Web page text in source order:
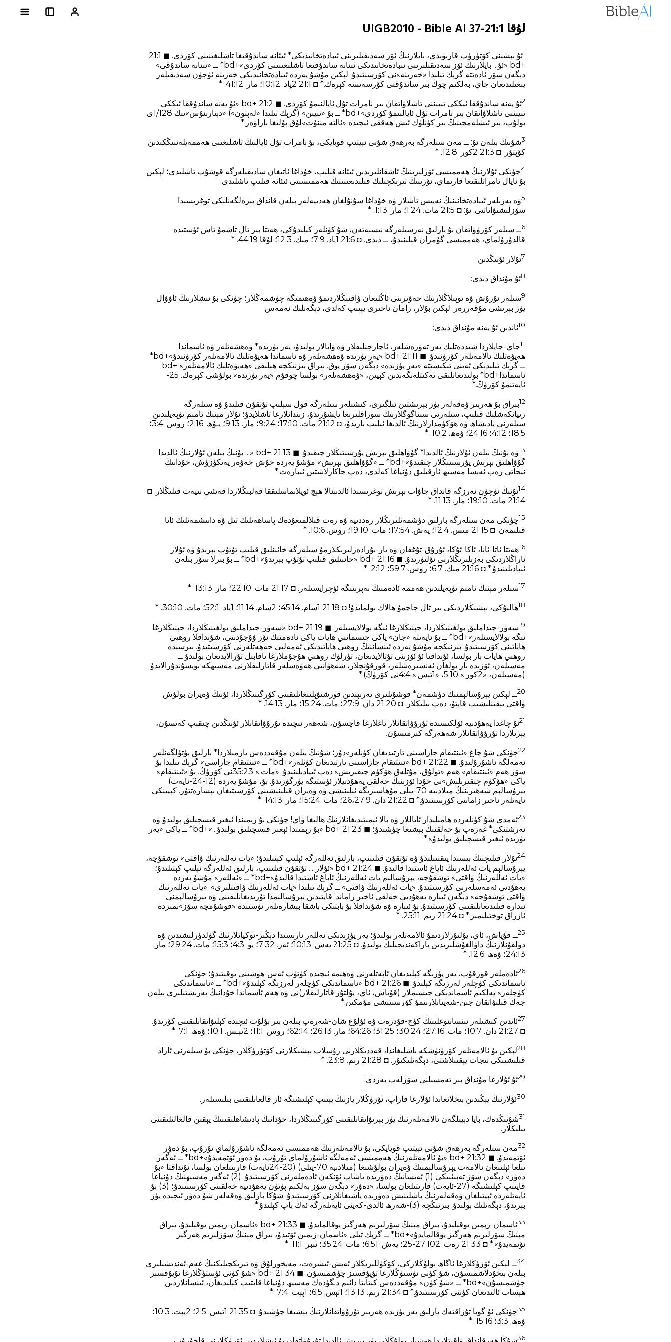
لۇقا 21:1-37 UIGB2010 - Bible AI
1
ئۇ بېشىنى كۆتۈرۈپ قارىۋىدى، بايلارنىڭ ئۆز سەدىقىلىرىنى ئىبادەتخانىدىكى* ئىئانە ساندۇقىغا تاشلىغىنىنى كۆردى. ◼ 21:1
+bd «ئۇ... بايلارنىڭ ئۆز سەدىقىلىرىنى ئىبادەتخانىدىكى ئىئانە ساندۇقىغا تاشلىغىنىنى كۆردى»+bd* ــ «ئىئانە ساندۇقى»
دېگەن سۆز ئادەتتە گرېك تىلىدا «خەزىنە»نى كۆرسىتىدۇ. لېكىن مۇشۇ يەردە ئىبادەتخانىدىكى خەزىنە ئۈچۈن سەدىقىلەر
يىغىلىدىغان جاي، بەلكىم چوڭ بىر ساندۇقنى كۆرسەتسە كېرەك.* ◘ 21:1 2پاد. 12‏:10؛ مار. 12‏:41. *
2
ئۇ يەنە ساندۇققا ئىككى تىيىننى تاشلاۋاتقان بىر نامرات تۇل ئايالنىمۇ كۆردى. ◼ 21:2 +bd «ئۇ يەنە ساندۇققا ئىككى
تىيىننى تاشلاۋاتقان بىر نامرات تۇل ئايالنىمۇ كۆردى»+bd* ــ بۇ «تىيىن» (گرېك تىلىدا «لەپتون») «دېنارىئۇس»نىڭ 1/128ى
بولۇپ، بىر ئىشلەمچىنىڭ بىر كۈنلۈك ئىش ھەققى ئىچىدە «ئالتە مىنۇت»لۇق پۇلىغا باراۋەر.*
3شۇنىڭ بىلەن ئۇ: ــ مەن سىلەرگە بەرھەق شۇنى ئېيتىپ قويايكى، بۇ نامرات تۇل ئايالنىڭ تاشلىغىنى ھەممەيلەننىڭكىدىن
كۆپتۇر. ◘ 21:3 2كور. 8‏:12. *
4چۈنكى ئۇلارنىڭ ھەممىسى ئۆزلىرىنىڭ ئاشقانلىرىدىن ئىئانە قىلىپ، خۇداغا ئاتىغان سادىقىلەرگە قوشۇپ تاشلىدى؛ لېكىن
بۇ ئايال نامراتلىقىغا قارىماي، ئۆزىنىڭ تىرىكچىلىك قىلىدىغىنىنىڭ ھەممىسىنى ئىئانە قىلىپ تاشلىدى.
5ۋە بەزىلەر ئىبادەتخانىنىڭ نەپىس تاشلار ۋە خۇداغا سۇنۇلغان ھەدىيەلەر بىلەن قانداق بېزەلگەنلىكى توغرىسىدا
سۆزلىشىۋاتاتتى. ئۇ: ◘ 21:5 مات. 24‏:1؛ مار. 13‏:1. *
6ــ سىلەر كۆرۈۋاتقان بۇ بارلىق نەرسىلەرگە نىسبەتەن، شۇ كۈنلەر كېلىدۇكى، ھەتتا بىر تال تاشمۇ تاش ئۈستىدە
قالدۇرۇلماي، ھەممىسى گۇمران قىلىنىدۇ، ــ دېدى. ◘ 21:6 1پاد. 9‏:7؛ مىك. 3‏:12؛ لۇقا 19‏:44. *
7ئۇلار ئۇنىڭدىن:
8ئۇ مۇنداق دېدى:
9سىلەر ئۇرۇش ۋە توپىلاڭلارنىڭ خەۋىرىنى ئاڭلىغان ۋاقتىڭلاردىمۇ ۋەھىمىگە چۈشمەڭلار؛ چۈنكى بۇ ئىشلارنىڭ ئاۋۋال
يۈز بېرىشى مۇقەررەر. لېكىن بۇلار، زامان ئاخىرى يېتىپ كەلدى، دېگەنلىك ئەمەس.
10ئاندىن ئۇ يەنە مۇنداق دېدى:
11جاي-جايلاردا شىددەتلىك يەر تەۋرەشلەر، ئاچارچىلىقلار ۋە ۋابالار بولىدۇ، يەر يۈزىدە* ۋەھشەتلەر ۋە ئاسماندا
ھەيۋەتلىك ئالامەتلەر كۆرۈنىدۇ. ◼ 21:11 +bd «يەر يۈزىدە ۋەھشەتلەر ۋە ئاسماندا ھەيۋەتلىك ئالامەتلەر كۆرۈنىدۇ»+bd*
ــ گرېك تىلىدىكى ئەينى تېكىستتە «يەر يۈزىدە» دېگەن سۆز يوق. بىراق بىزنىڭچە ھېلىقى «ھەيۋەتلىك ئالامەتلەر» +bd
ئاسماندا+bd* بولىدىغانلىقى تەكىتلەنگەندىن كېيىن، «ۋەھشەتلەر» بولسا چوقۇم «يەر يۈزىدە» بولۇشى كېرەك. 25-
ئايەتنمۇ كۆرۈڭ.*
12بىراق بۇ ھەربىر ۋەقەلەر يۈز بېرىشتىن ئىلگىرى، كىشىلەر سىلەرگە قول سېلىپ تۇتقۇن قىلىدۇ ۋە سىلەرگە
زىيانكەشلىك قىلىپ، سىلەرنى سىناگوگلارنىڭ سوراقلىرىغا تاپشۇرىدۇ، زىندانلارغا تاشلايدۇ؛ ئۇلار مېنىڭ نامىم تۈپەيلىدىن
سىلەرنى پادىشاھ ۋە ھۆكۈمدارلارنىڭ ئالدىغا ئېلىپ بارىدۇ، ◘ 21:12 مات. 10‏:17؛ 24‏:9؛ مار. 13‏:9؛ يـۇھ. 16‏:2؛ روس. 4‏:3؛
5‏:18؛ 12‏:4؛ 16‏:24؛ ۋەھ. 2‏:10. *
13
ۋە بۇنىڭ بىلەن ئۇلارنىڭ ئالدىدا* گۇۋاھلىق بېرىش پۇرسىتىڭلار چىقىدۇ. ◼ 21:13 +bd «... بۇنىڭ بىلەن ئۇلارنىڭ ئالدىدا
گۇۋاھلىق بېرىش پۇرسىتىڭلار چىقىدۇ»+bd* ــ «گۇۋاھلىق بېرىش» مۇشۇ يەردە خۇش خەۋەر يەتكۈزۈش، خۇدانىڭ
نىجاتى رەب ئەيسا مەسىھ ئارقىلىق دۇنياغا كەلدى، دەپ جاكارلاشتىن ئىبارەت.*
14ئۇنىڭ ئۈچۈن ئەرزگە قانداق جاۋاب بېرىش توغرىسىدا ئالدىنئالا ھېچ ئويلانماسلىققا قەلبىڭلاردا قەتئىي نىيەت قىلىڭلار. ◘
21:14 مات. 10‏:19؛ مار. 13‏:11. *
15چۈنكى مەن سىلەرگە بارلىق دۈشمەنلىرىڭلار رەددىيە ۋە رەت قىلالمىغۇدەك پاساھەتلىك تىل ۋە دانىشمەنلىك ئاتا
قىلىمەن. ◘ 21:15 مىس. 4‏:12؛ يەش. 54‏:17؛ مات. 10‏:19؛ روس. 6‏:10. *
16ھەتتا ئاتا-ئانا، ئاكا-ئۇكا، ئۇرۇق-تۇغقان ۋە يار-بۇرادەرلىرىڭلارمۇ سىلەرگە خائىنلىق قىلىپ تۇتۇپ بېرىدۇ ۋە ئۇلار
ئاراڭلاردىكى بەزىلىرىڭلارنى ئۆلتۈرىدۇ. ◼ 21:16 +bd «خائىنلىق قىلىپ تۇتۇپ بېرىدۇ»+bd* ــ بۇ بىرلا سۆز بىلەن
ئىپادىلىنىدۇ.* ◘ 21:16 مىك. 7‏:6؛ روس. 7‏:59؛ 12‏:2. *
17سىلەر مېنىڭ نامىم تۈپەيلىدىن ھەممە ئادەمنىڭ نەپرىتىگە ئۇچرايسىلەر. ◘ 21:17 مات. 10‏:22؛ مار. 13‏:13. *
18ھالبۇكى، بېشىڭلاردىكى بىر تال چاچمۇ ھالاك بولمايدۇ! ◘ 21:18 1سام. 14‏:45؛ 2سام. 14‏:11؛ 1پاد. 1‏:52؛ مات. 10‏:30. *
19
سەۋر-چىداملىق بولغىنىڭلاردا، جېنىڭلارغا ئىگە بولالايسىلەر. ◼ 21:19 +bd «سەۋر-چىداملىق بولغىنىڭلاردا، جېنىڭلارغا
ئىگە بولالايسىلەر»+bd* ــ بۇ ئايەتتە «جان» ياكى جىسمانىي ھايات ياكى ئادەمنىڭ ئۆز ۋۇجۇدىنى، شۇنداقلا روھىي
ھاياتىنى كۆرسىتىدۇ. بىزنىڭچە مۇشۇ يەردە ئىنساننىڭ روھىي ھاياتىدىكى ئەمەلىي جەھەتلەرنى كۆرسىتىدۇ. بىرسىدە
روھىي ھايات بار بولسا، ئۇنداقتا ئۇ ئۆزىنى تۇتالايدىغان، تۈرلۈك روھىي ھۇجۇملارغا تاقابىل تۇرالايدىغان بولىدۇ ــ
مەسىلەن، ئۆزىدە بار بولغان ئەنسىرەشلەر، قورقۇنچلار، شەھۋانىي ھەۋەسلەر قاتارلىقلارنى مەسىھكە بويسۇندۇرالايدۇ
(مەسىلەن، «2كور.» 5:10، «1تېس.» 4:4نى كۆرۈڭ).*
20ــ لېكىن يېرۇسالېمنىڭ دۈشمەن* قوشۇنلىرى تەرىپىدىن قورشىۋېلىنغانلىقىنى كۆرگىنىڭلاردا، ئۇنىڭ ۋەيران بولۇش
ۋاقتى يېقىنلىشىپ قاپتۇ، دەپ بىلىڭلار. ◘ 21:20 دان. 9‏:27؛ مات. 24‏:15؛ مار. 13‏:14. *
21ئۇ چاغدا يەھۇدىيە ئۆلكىسىدە تۇرۇۋاتقانلار تاغلارغا قاچسۇن، شەھەر ئىچىدە تۇرۇۋاتقانلار ئۇنىڭدىن چىقىپ كەتسۇن،
يېزىلاردا تۇرۇۋاتقانلار شەھەرگە كىرمىسۇن.
22چۈنكى شۇ چاغ «ئىنتىقام جازاسىنى تارتىدىغان كۈنلەر»دۇر؛ شۇنىڭ بىلەن مۇقەددەس يازمىلاردا* بارلىق پۈتۈلگەنلەر
ئەمەلگە ئاشۇرۇلىدۇ. ◼ 21:22 +bd «ئىنتىقام جازاسىنى تارتىدىغان كۈنلەر»+bd* ــ «ئىنتىقام جازاسى» گرېك تىلىدا بۇ
سۆز ھەم «ئىنتىقام» ھەم «تولۇق، مۇتلەق ھۆكۈم چىقىرىش» دەپ ئىپادىلىنىدۇ. «مات.» 35:23نى كۆرۈڭ. بۇ «ئىنتىقام»
ياكى «ھۆكۈم چىقىرىلىش»نى خۇدا ئۆزىنىڭ خەلقى يەھۇدىيلار ئۈستىگە يۈرگۈزىدۇ. بۇ، مۇشۇ يەردە (12-24-ئايەت)
يېرۇسالېم شەھىرىنىڭ مىلادىيە 70-يىلى مۇھاسىرىگە ئېلىنىشى ۋە ۋەيران قىلىنىشىنى كۆرسىتىغان بېشارەتتۇر. كېيىنكى
ئايەتلەر ئاخىر زاماننى كۆرسىتىدۇ.* ◘ 21:22 دان. 9‏:26،27؛ مات. 24‏:15؛ مار. 13‏:14. *
23ئەمدى شۇ كۈنلەردە ھامىلىدار ئاياللار ۋە بالا ئېمىتىدىغانلارنىڭ ھالىغا ۋاي! چۈنكى بۇ زېمىندا ئېغىر قىسچىلىق بولىدۇ ۋە
ئەرشتىكى* غەزەپ بۇ خەلقنىڭ بېشىغا چۈشىدۇ؛ ◼ 21:23 +bd «بۇ زېمىندا ئېغىر قىسچىلىق بولىدۇ...»+bd* ــ ياكى «يەر
يۈزىدە ئېغىر قىسچىلىق بولىدۇ».*
24ئۇلار قىلىچنىڭ بىسىدا يىقىتىلىدۇ ۋە تۇتقۇن قىلىنىپ، بارلىق ئەللەرگە ئېلىپ كېتىلىدۇ؛ «يات ئەللەرنىڭ ۋاقتى» توشقۇچە،
يېرۇسالېم يات ئەللەرنىڭ ئاياغ ئاستىدا قالىدۇ. ◼ 21:24 +bd «ئۇلار ... تۇتقۇن قىلىنىپ، بارلىق ئەللەرگە ئېلىپ كېتىلىدۇ؛
«يات ئەللەرنىڭ ۋاقتى» توشقۇچە، يېرۇسالېم يات ئەللەرنىڭ ئاياغ ئاستىدا قالىدۇ»+bd* ــ «ئەللەر» مۇشۇ يەردە
يەھۇدىي ئەمەسلەرنى كۆرسىتىدۇ. «يات ئەللەرنىڭ ۋاقتى» ــ گرېك تىلىدا «يات ئەللەرنىڭ ۋاقىتلىرى». «يات ئەللەرنىڭ
ۋاقتى توشقۇچە» دېگەن ئىبارە يەھۇدىي خەلقى ئاخىر زاماندا قايتىدىن يېرۇسالېمدا تۇرىدىغانلىقىنى ۋە يېرۇسالېمنى
ئىدارە قىلىدىغانلىقىنى كۆرسىتىدۇ. بۇ ئىبارە ۋە شۇنداقلا بۇ بابتىكى باشقا بېشارەتلەر ئۈستىدە «قوشۇمچە سۆز»ىمىزدە
ئازراق توختىلىمىز.* ◘ 21:24 رىم. 11‏:25. *
25ــ قۇياش، ئاي، يۇلتۇزلاردىمۇ ئالامەتلەر بولىدۇ؛ يەر يۈزىدىكى ئەللەر ئارىسىدا دېڭىز-ئوكيانلارنىڭ گۈلدۈرلىشىدىن ۋە
دولقۇنلارنىڭ داۋالغۇشلىرىدىن پاراكەندىچىلىك بولىدۇ. ◘ 21:25 يەش. 13‏:10؛ ئ‍ەز. 32‏:7؛ يو. 3‏:4؛ 3‏:15؛ مات. 24‏:29؛ مار.
13‏:24؛ ۋەھ. 6‏:12. *
26ئادەملەر قورقۇپ، يەر يۈزىگە كېلىدىغان ئاپەتلەرنى ۋەھىمە ئىچىدە كۈتۈپ ئەس-ھوشىنى يوقىتىدۇ؛ چۈنكى
ئاسماندىكى كۈچلەر لەرزىگە كېلىدۇ. ◼ 21:26 +bd «ئاسماندىكى كۈچلەر لەرزىگە كېلىدۇ»+bd* ــ «ئاسماندىكى
كۈچلەر» بەلكىم ئاسماندىكى جىسىملار (قۇياش، ئاي، يۇلتۇز قاتارلىقلار)نى ۋە ھەم ئاسماندا خۇدانىڭ پەرىشتىلىرى بىلەن
جەڭ قىلىۋاتقان جىن-شەيتانلارنىمۇ كۆرسىتىشى مۇمكىن.*
27ئاندىن كىشىلەر ئىنسانئوغلىنىڭ كۈچ-قۇدرەت ۋە ئۇلۇغ شان-شەرەپ بىلەن بىر بۇلۇت ئىچىدە كېلىۋاتقانلىقىنى كۆرىدۇ.
◘ 21:27 دان. 7‏:10؛ مات. 16‏:27؛ 24‏:30؛ 25‏:31؛ 26‏:64؛ مار. 13‏:26؛ 14‏:62؛ روس. 1‏:11؛ 2تېـس. 1‏:10؛ ۋەھ. 1‏:7. *
28لېكىن بۇ ئالامەتلەر كۆرۈنۈشكە باشلىغاندا، قەددىڭلارنى رۇسلاپ بېشىڭلارنى كۆتۈرۈڭلار، چۈنكى بۇ سىلەرنى ئازاد
قىلىشتىكى نىجات يېقىنلاشتى، دېگەنلىكتۇر. ◘ 21:28 رىم. 8‏:23. *
29ئۇ ئۇلارغا مۇنداق بىر تەمسىلنى سۆزلەپ بەردى:
30ئۇلارنىڭ يېڭىدىن بىخلانغاندا ئۇلارغا قاراپ، ئۆزۈڭلار يازنىڭ يېتىپ كېلىشىگە ئاز قالغانلىقىنى بىلىسىلەر.
31شۇنىڭدەك، بايا دېيىلگەن ئالامەتلەرنىڭ يۈز بېرىۋاتقانلىقىنى كۆرگىنىڭلاردا، خۇدانىڭ پادىشاھلىقىنىڭ يېقىن قالغالنلىقىنى
بىلىڭلار.
32مەن سىلەرگە بەرھەق شۇنى ئېيتىپ قويايكى، بۇ ئالامەتلەرنىڭ ھەممىسى ئەمەلگە ئاشۇرۇلماي تۇرۇپ، بۇ دەۋر
ئۆتمەيدۇ. ◼ 21:32 +bd «بۇ ئالامەتلەرنىڭ ھەممىسى ئەمەلگە ئاشۇرۇلماي تۇرۇپ، بۇ دەۋر ئۆتمەيدۇ»+bd* ــ ئەگەر
تىلغا ئېلىنغان ئالامەت يېرۇسالېمنىڭ ۋەيران بولۇشىغا (مىلادىيە 70-يىلى) (20-24ئايەت) قارىتىلغان بولسا، ئۇنداقتا «بۇ
دەۋر» دېگەن سۆز تەبىئىيكى (1) ئەيسانىڭ دەۋرىدە ياشاپ ئۆتكەن ئادەملەرنى كۆرسىتىدۇ. (2) ئەگەر مەسىھنىڭ دۇنياغا
قايتىپ كېلىشىگە (27-ئايەت) قارىتىلغان بولسا، «دەۋر» دېگەن سۆز بەلكىم پۈتۈن يەھۇدىيە خەلقىنى كۆرسىتىدۇ؛ (3) بۇ
ئايەتلەردە ئېيتىلغان ۋەقەلەرنىڭ باشلىنىش دەۋرىدە ياشىغانلارنى كۆرسىتىدۇ. شۇڭا بارلىق ۋەقەلەر شۇ دەۋر ئىچىدە يۈز
بېرىدۇ، دېگەنلىك بولىدۇ. بىزنىڭچە (3)-شەرھ ئالدى-كەينى ئايەتلەرگە ئەڭ باپ كېلىدۇ.*
33
ئاسمان-زېمىن يوقىلىدۇ، بىراق مېنىڭ سۆزلىرىم ھەرگىز يوقالمايدۇ. ◼ 21:33 +bd «ئاسمان-زېمىن يوقىلىدۇ، بىراق
مېنىڭ سۆزلىرىم ھەرگىز يوقالمايدۇ»+bd* ــ گرېك تىلى «ئاسمان-زېمىن ئۆتىدۇ، بىراق مېنىڭ سۆزلىرىم ھەرگىز
ئۆتمەيدۇ».* ◘ 21:33 زەب. 102‏:25-27؛ يەش. 51‏:6؛ مات. 24‏:35؛ ئىبر. 1‏:11. *
34ــ لېكىن ئۆزۈڭلارغا ئاگاھ بولۇڭلاركى، كۆڭۈللىرىڭلار ئەيش-ئىشرەت، مەيخورلۇق ۋە تىرىكچىلىكنىڭ غەم-ئەندىشىلىرى
بىلەن بىخۇدلاشمىسۇن، شۇ كۈنى ئۈستۈڭلارغا تۇيۇقسىز چۈشمىسۇن. ◼ 21:34 +bd «شۇ كۈنى ئۈستۈڭلارغا تۇيۇقسىز
چۈشمىسۇن»+bd* ــ «شۇ كۈن» مۇقەددەس كىتابتا دائىم دېگۈدەك مەسىھ دۇنياغا قايتىپ كېلىدىغان، ئىنسانلاردىن
ھېساب ئالىدىغان كۈننى كۆرسىتىدۇ.* ◘ 21:34 رىم. 13‏:13؛ 1تېس. 5‏:6؛ 1پېت. 4‏:7. *
35
چۈنكى ئۇ گويا تۇزاقتەك بارلىق يەر يۈزىدە ھەربىر تۇرۇۋاتقانلارنىڭ بېشىغا چۈشىدۇ. ◘ 21:35 1تېس. 5‏:2؛ 2پېت. 3‏:10؛
ۋەھ. 3‏:3؛ 16‏:15. *
36